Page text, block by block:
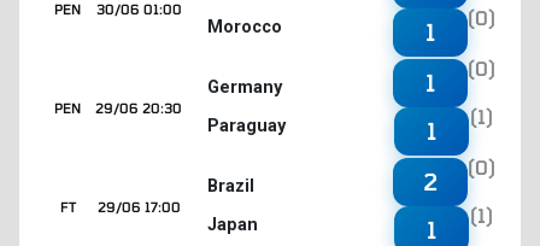
30/06 01:00
PEN
Morocco
1
(0)
29/06 20:30
PEN
Germany
Paraguay
1
(0)
1
(1)
29/06 17:00
FT
Brazil
Japan
2
(0)
1
(1)